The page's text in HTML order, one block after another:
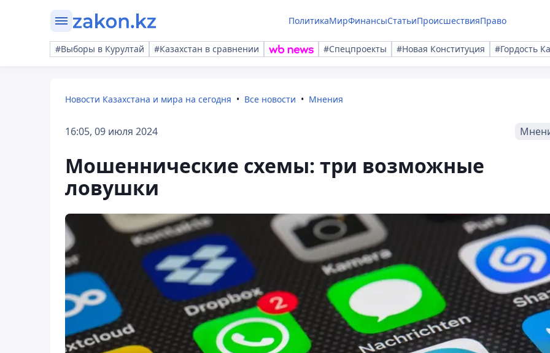
ПолитикаМирФинансыСтатьиПроисшествияПраво
#Выборы в Курултай #Казахстан в сравнении #Спецпроекты #Новая Конституция #Гордость
Новости Казахстана и мира на сегодня Все новости Мнения
16:05, 09 июля 2024
Мошеннические схемы: три возможные
ловушки